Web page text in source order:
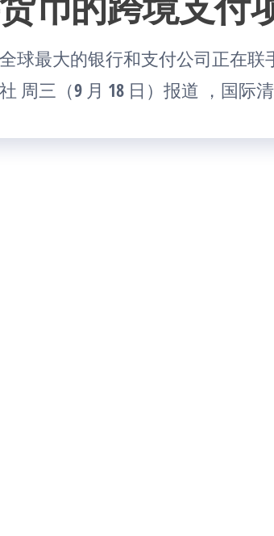
球最大的银行和支付公司正在
周三（9 月 18 日）报道 ，国际